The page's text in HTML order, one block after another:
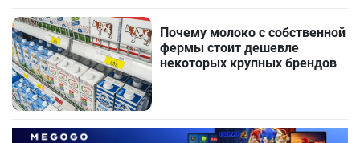
Почему молоко с собственной
фермы стоит дешевле
некоторых крупных брендов